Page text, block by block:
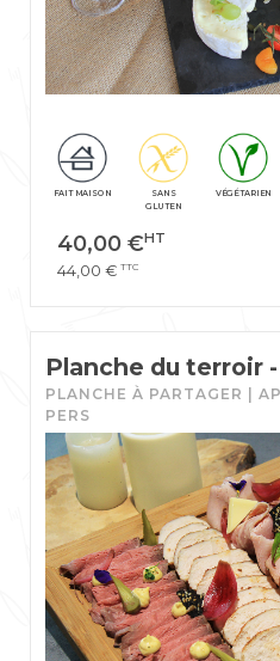
FAIT MAISON
SANS
GLUTEN
VÉGÉTARIEN
40,00 €HT
44,00 € TTC
Planche du terroir -
PLANCHE À PARTAGER |
PERS